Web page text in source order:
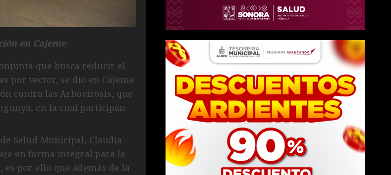
en Cajeme
que busca reducir el
por vector, se dio en Cajeme
contra las Arbovirosis, que
en la cual participan
Salud Municipal, Claudia
en forma integral para la
por ello que además de la